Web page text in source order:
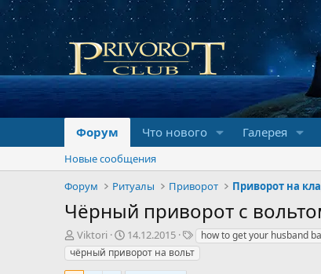
Форум Что нового Галерея
Новые сообщения
Форум
Ритуалы Приворот Приворот на
Чёрный приворот с
А
в
т
Viktori
Д
а
т
14.12.2015
Т
е
г
how to get your husband
чёрный приворот на вольт